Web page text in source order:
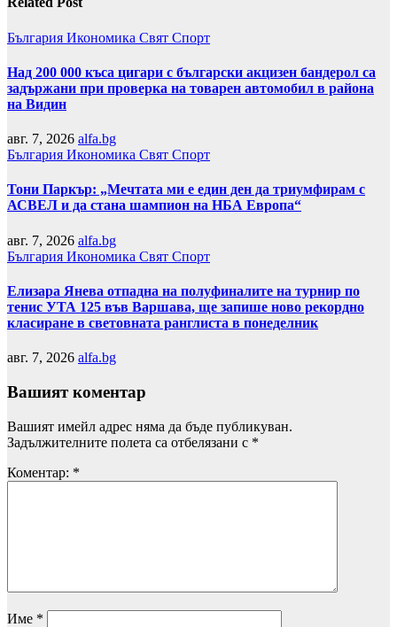
България Икономика Свят Спорт
Над 200 000 къса цигари с български акцизен бандерол са
задържани при проверка на товарен автомобил в района
на Видин
авг. 7, 2026 alfa.bg
България Икономика Свят Спорт
Тони Паркър: „Мечтата ми е един ден да триумфирам с
АСВЕЛ и да стана шампион на НБА Европа“
авг. 7, 2026 alfa.bg
България Икономика Свят Спорт
Елизара Янева отпадна на полуфиналите на турнир по
тенис УТА 125 във Варшава, ще запише ново рекордно
класиране в световната ранглиста в понеделник
авг. 7, 2026 alfa.bg
Вашият коментар
Вашият имейл адрес няма да бъде публикуван.
Задължителните полета са отбелязани с *
Коментар: *
Име *